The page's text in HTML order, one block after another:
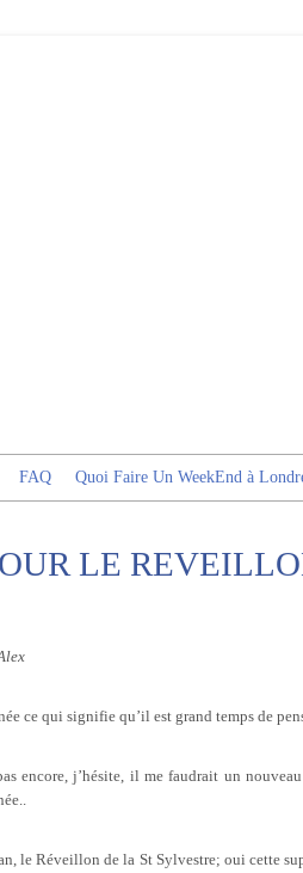
FAQ Quoi Faire Un WeekEnd à
LE
ce qui signifie qu’il est grand temps de
encore, j’hésite, il me faudrait un
le Réveillon de la St Sylvestre; oui cette